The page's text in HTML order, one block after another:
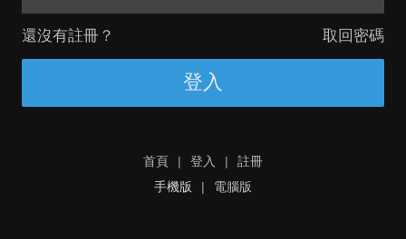
還沒有註冊？ 取回密碼
登入
首頁 | 登入 |
註冊
手機版
| 電腦版